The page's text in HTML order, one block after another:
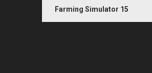
Farming Simulator 15